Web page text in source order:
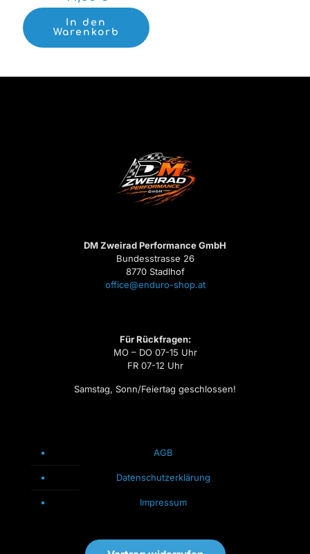
In den
Warenkorb
DM Zweirad Performance GmbH
Bundesstrasse 26
8770 Stadlhof
office@enduro-shop.at
Für Rückfragen:
MO – DO 07-15 Uhr
FR 07-12 Uhr
Samstag, Sonn/Feiertag geschlossen!
AGB
Datenschutzerklärung
Impressum